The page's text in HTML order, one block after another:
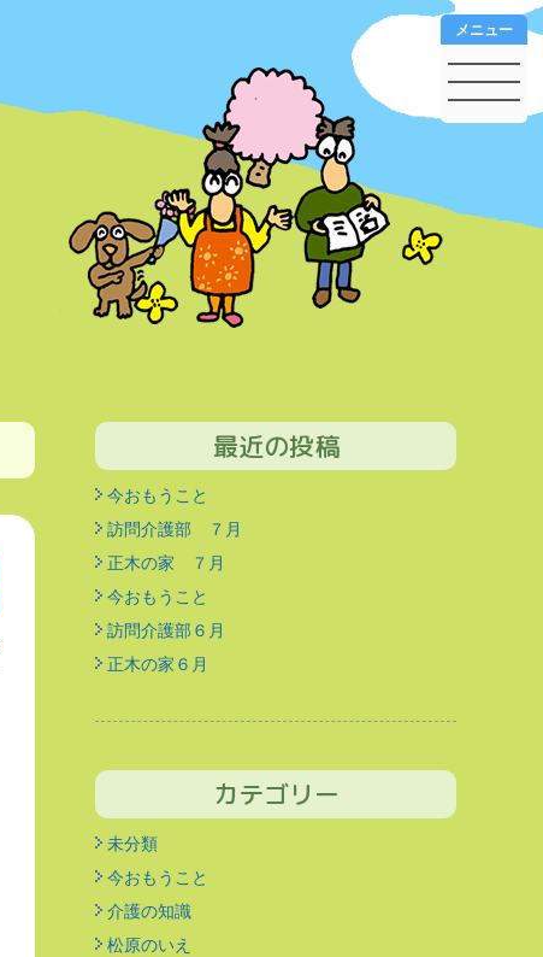
メニュー
最近の投稿
今おもうこと
訪問介護部 ７月
正木の家 ７月
今おもうこと
訪問介護部６月
正木の家６月
カテゴリー
未分類
今おもうこと
介護の知識
松原のいえ